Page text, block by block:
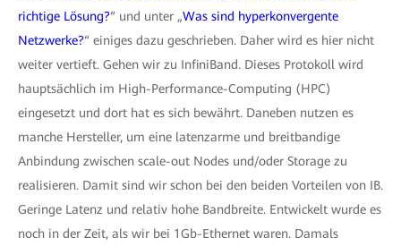
richtige Lösung?“ und unter „Was sind hyperkonvergente
Netzwerke?“ einiges dazu geschrieben. Daher wird es hier nicht
weiter vertieft. Gehen wir zu InfiniBand. Dieses Protokoll wird
hauptsächlich im High-Performance-Computing (HPC)
eingesetzt und dort hat es sich bewährt. Daneben nutzen es
manche Hersteller, um eine latenzarme und breitbandige
Anbindung zwischen scale-out Nodes und/oder Storage zu
realisieren. Damit sind wir schon bei den beiden Vorteilen von IB.
Geringe Latenz und relativ hohe Bandbreite. Entwickelt wurde es
noch in der Zeit, als wir bei 1Gb-Ethernet waren. Damals